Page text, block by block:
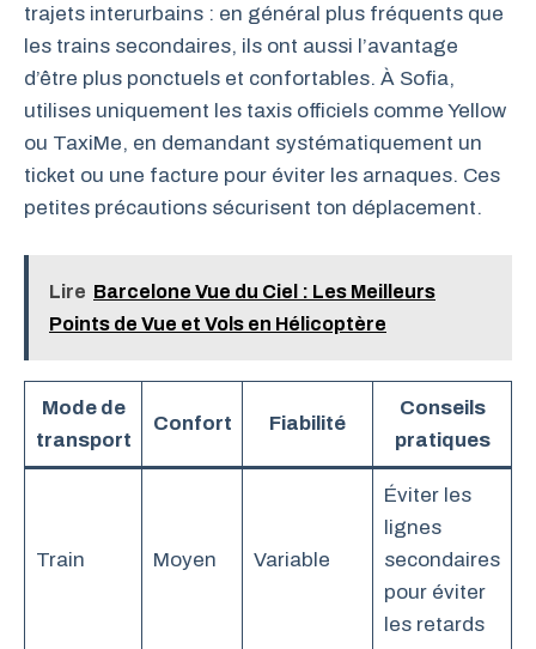
trajets interurbains : en général plus fréquents que
les trains secondaires, ils ont aussi l’avantage
d’être plus ponctuels et confortables. À Sofia,
utilises uniquement les taxis officiels comme Yellow
ou TaxiMe, en demandant systématiquement un
ticket ou une facture pour éviter les arnaques. Ces
petites précautions sécurisent ton déplacement.
Lire Barcelone Vue du Ciel : Les Meilleurs
Points de Vue et Vols en Hélicoptère
Mode de
transport
Confort Fiabilité
Conseils
pratiques
Train Moyen Variable
Éviter les
lignes
secondaires
pour éviter
les retards